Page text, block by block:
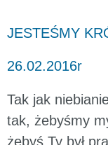
JESTEŚMY
26.02.2016r
Tak jak
tak, żebyśmy
żebyś Ty był